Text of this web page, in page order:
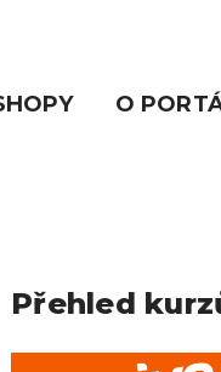
O
Přehled